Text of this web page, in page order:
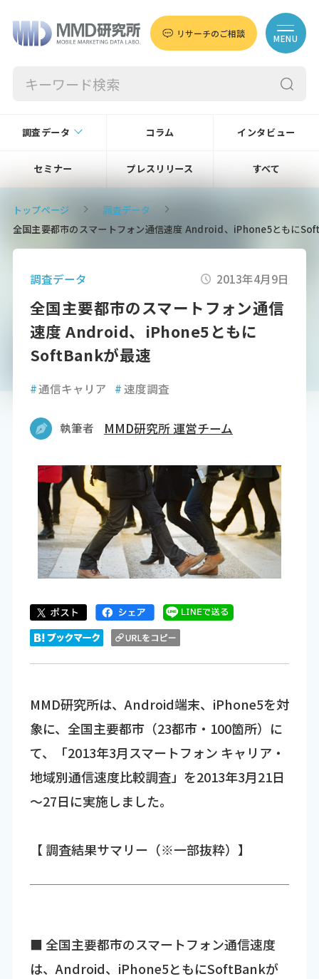
リサーチのご相談 MENU
調査データ コラム インタビュー
セミナー プレスリリース すべて
トップページ
調査データ
全国主要都市のスマートフォン通信速度 Android、iPhone5ともに
調査データ 2013年4月9日
全国主要都市のスマートフォン通信
速度 Android、iPhone5ともに
SoftBankが最速
#通信キャリア #速度調査
執筆者 MMD研究所 運営チーム
MMD研究所は、Android端末、iPhone5を対
象に、全国主要都市（23都市・100箇所）に
て、「2013年3月スマートフォン キャリア・
地域別通信速度比較調査」を2013年3月21日
～27日に実施しました。
【 調査結果サマリー（※一部抜粋）】
■ 全国主要都市のスマートフォン通信速度
は、Android、iPhone5ともにSoftBankが